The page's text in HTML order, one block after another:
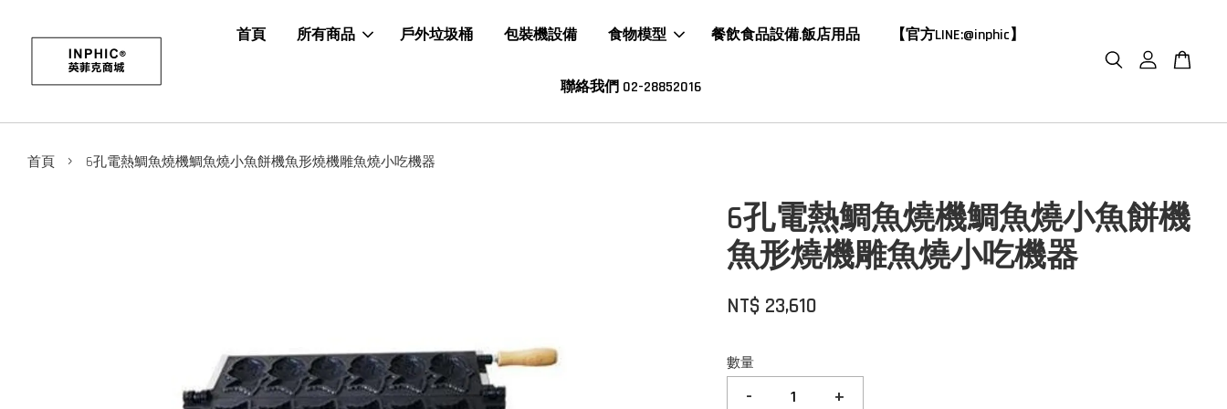
首頁 所有商品 戶外垃圾桶 包裝機設備 食物模型 餐飲食品設備.飯店用品 【官方LINE:@inphic】
聯絡我們 02-28852016
首頁 › 6孔電熱鯛魚燒機鯛魚燒小魚餅機魚形燒機雕魚燒小吃機器
6孔電熱鯛魚燒機鯛魚燒小魚餅機
魚形燒機雕魚燒小吃機器
NT$ 23,610
數量
- +